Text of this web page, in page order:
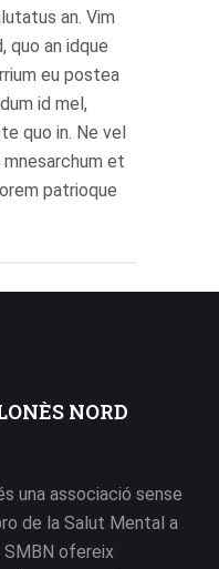
an. Vim
quo an idque
eu postea
id mel,
quo in. Ne vel
et
patrioque
NORD
una associació sense
de la Salut Mental a
SMBN ofereix